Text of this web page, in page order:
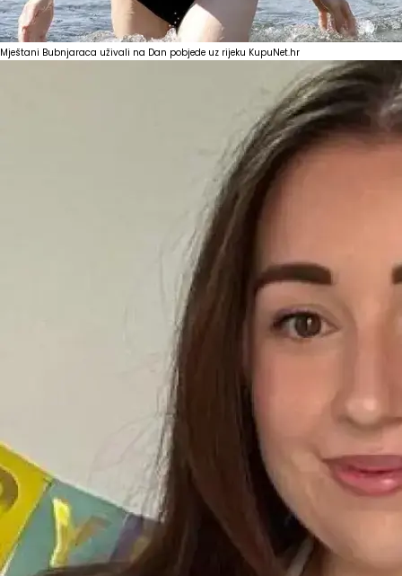
Mještani Bubnjaraca uživali na Dan pobjede uz rijeku KupuNet.hr